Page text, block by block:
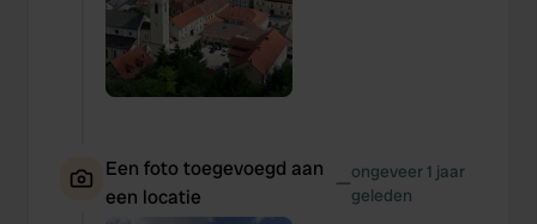
Een foto toegevoegd aan
een locatie
—ongeveer 1 jaar
geleden